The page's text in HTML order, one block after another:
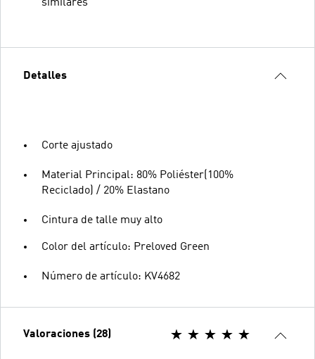
similares
Detalles
Corte ajustado
Material Principal: 80% Poliéster(100%
Reciclado) / 20% Elastano
Cintura de talle muy alto
Color del artículo: Preloved Green
Número de artículo: KV4682
Valoraciones (28)